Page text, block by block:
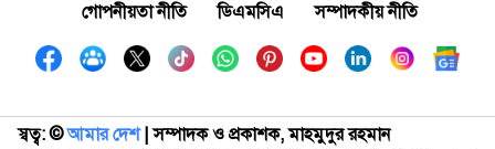
গোপনীয়তা নীতি
ডিএমসিএ সম্পাদকীয় নীতি
স্বত্ব: ©️আমার দেশ| সম্পাদক ও প্রকাশক, মাহমুদুর রহমান